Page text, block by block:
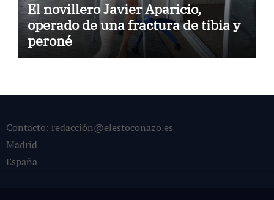
El novillero Javier Aparicio,
operado de una fractura de tibia y
peroné
Contacto: redacción@elestoconazo.es
Madrid
España